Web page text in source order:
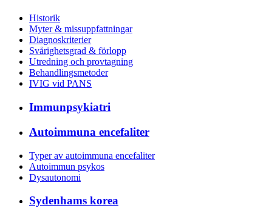
Historik
Myter & missuppfattningar
Diagnoskriterier
Svårighetsgrad & förlopp
Utredning och provtagning
Behandlings­metoder
IVIG vid PANS
Immunpsykiatri
Autoimmuna encefaliter
Typer av autoimmuna encefaliter
Autoimmun psykos
Dysautonomi
Sydenhams korea